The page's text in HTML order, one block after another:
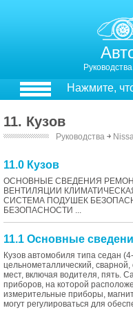
Нажмите,
11. Кузов
Руководства ￫
11.0 Кузов
ОСНОВНЫЕ СВЕДЕНИЯ
ВЕНТИЛЯЦИИ
СИСТЕМА ПОДУШЕК
БЕЗОПАСНОСТИ ...
11.1 Основные
Кузов автомобиля типа седан
цельнометаллический,
мест, включая водителя, пять.
приборов, на которой
измерительные приборы,
могут регулироваться для